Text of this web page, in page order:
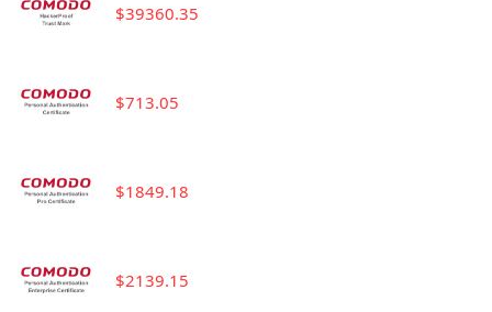
$39360.35
$713.05
$1849.18
$2139.15